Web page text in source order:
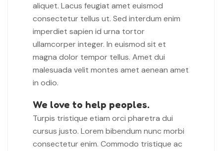
aliquet. Lacus feugiat amet euismod
consectetur tellus ut. Sed interdum enim
imperdiet sapien id urna tortor
ullamcorper integer. In euismod sit et
magna dolor tempor tellus. Amet dui
malesuada velit montes amet aenean amet
in odio.
We love to help peoples.
Turpis tristique etiam orci pharetra dui
cursus justo. Lorem bibendum nunc morbi
consectetur enim. Commodo tristique ac